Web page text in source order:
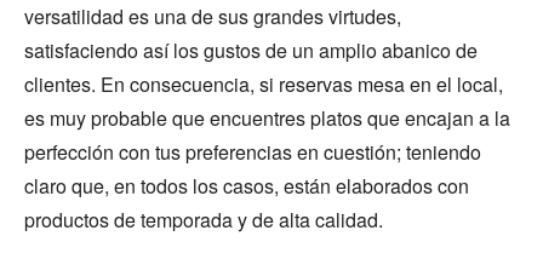
versatilidad es una de sus grandes virtudes,
satisfaciendo así los gustos de un amplio abanico de
clientes. En consecuencia, si reservas mesa en el local,
es muy probable que encuentres platos que encajan a la
perfección con tus preferencias en cuestión; teniendo
claro que, en todos los casos, están elaborados con
productos de temporada y de alta calidad.